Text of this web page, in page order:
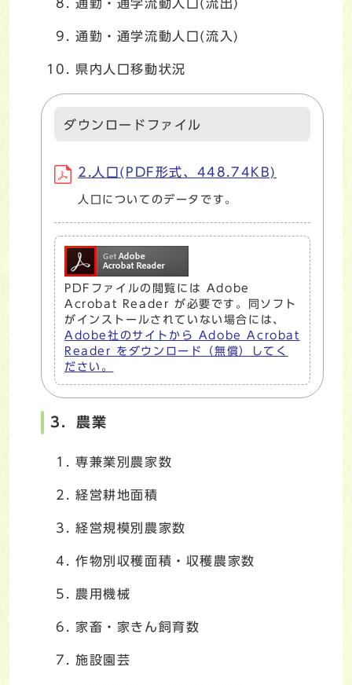
通勤・通学流動人口(流出)
通勤・通学流動人口(流入)
県内人口移動状況
ダウンロードファイル
2.人口(PDF形式、448.74KB)
人口についてのデータです。
PDFファイルの閲覧には Adobe
Acrobat Reader が必要です。同ソフト
がインストールされていない場合には、
Adobe社のサイトから Adobe Acrobat
Reader をダウンロード（無償）してく
ださい。
3．農業
専兼業別農家数
経営耕地面積
経営規模別農家数
作物別収穫面積・収穫農家数
農用機械
家畜・家きん飼育数
施設園芸